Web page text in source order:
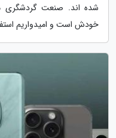
شده اند. صنعت گردشگری
خودش است و امیدواریم